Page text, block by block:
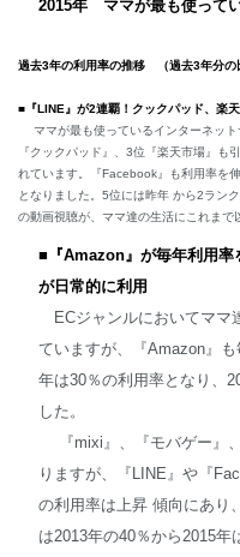
2015年 ママが最も使って
過去3年の利用率の推移 （過去3年分の
■ 『LINE 』が2連覇！クックパッド、楽
ママが最も使っているインターネッ
『クックパッド』、3位『楽天市場』も
れています。『Facebook』も利用率を
となりました。5位には昨年 から2ラン
の動画視聴が、ママ達の生活にこれまで
■ 『Amazon』が毎年利用率
が日常的に利用
ECジャンルにおいてママ
ていますが、『Amazon』
年は30％の利用率となり、
した。
『mixi』、『モバゲー』
りますが、『LINE』や『
の利用率は上昇 傾向にあり
は2013年の40％から2015年